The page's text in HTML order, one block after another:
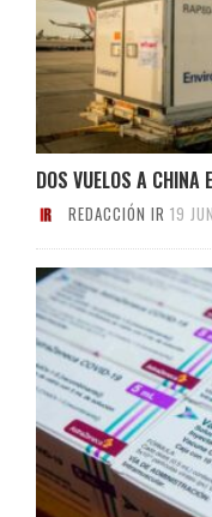
DOS VUELOS A CHINA
REDACCIÓN IR 19